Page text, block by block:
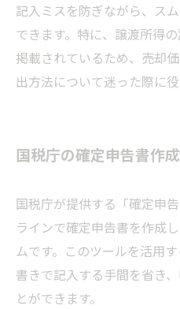
記入ミスを防ぎながら、ス
できます。特に、譲渡所得
掲載されているため、売却
出方法について迷った際に役
国税庁の確定申告書作
国税庁が提供する「確定申
ラインで確定申告書を作成
ムです。このツールを活用
書きで記入する手間を省き
とができます。